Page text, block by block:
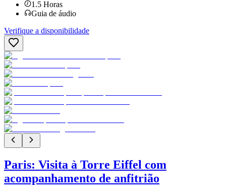
1.5 Horas
Guia de áudio
Verifique a disponibilidade
Paris: Visita à Torre Eiffel com
acompanhamento de anfitrião